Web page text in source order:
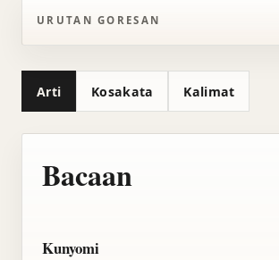
URUTAN GORESAN
Arti Kosakata Kalimat
Bacaan
Kunyomi